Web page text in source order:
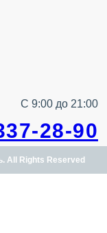
С 9:00 до 21:00
28-90
All Rights Reserved